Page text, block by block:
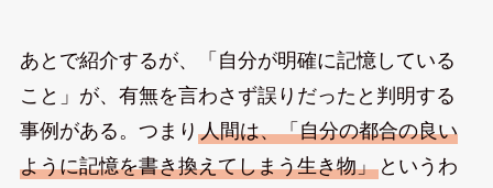
あとで紹介するが、「自分が明確に記憶している
こと」が、有無を言わさず誤りだったと判明する
事例がある。つまり 人間は、「自分の都合の良い
ように記憶を書き換えてしまう生き物」というわ